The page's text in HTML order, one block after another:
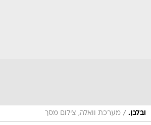
ובלבן. / מערכת וואלה, צילום מסך